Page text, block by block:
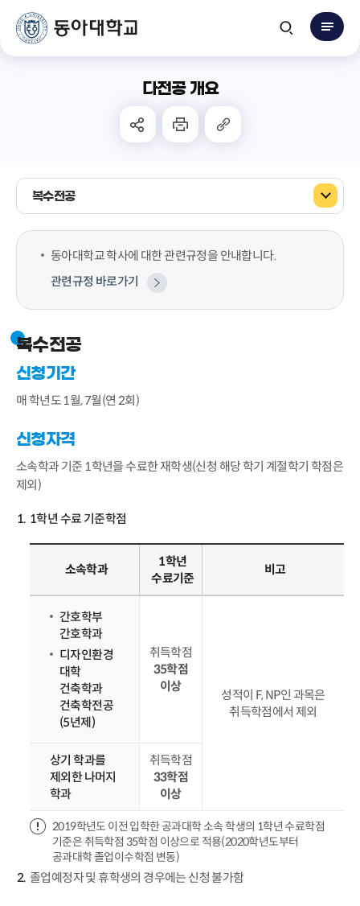
다전공 개요
복수전공
동아대학교 학사에 대한 관련규정을 안내합니다.
관련규정 바로가기
복수전공
신청기간
매 학년도 1월, 7월(연 2회)
신청자격
소속학과 기준 1학년을 수료한 재학생(신청 해당 학기 계절학기 학점은
제외)
1학년 수료 기준학점
소속학과
1학년
수료기준
비고
간호학부
간호학과
디자인환경
대학
건축학과
건축학전공
(5년제)
취득학점
35학점
이상
성적이 F, NP인 과목은
취득학점에서 제외
상기 학과를
제외한 나머지
학과
취득학점
33학점
이상
2019학년도 이전 입학한 공과대학 소속 학생의 1학년 수료학점
기준은 취득학점 35학점 이상으로 적용(2020학년도부터
공과대학 졸업이수학점 변동)
졸업예정자 및 휴학생의 경우에는 신청 불가함